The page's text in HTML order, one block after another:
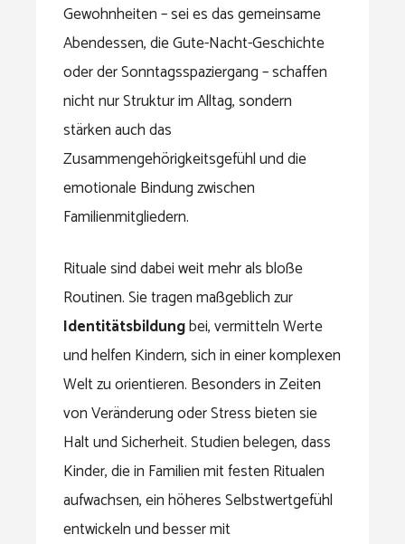
Gewohnheiten – sei es das gemeinsame
Abendessen, die Gute-Nacht-Geschichte
oder der Sonntagsspaziergang – schaffen
nicht nur Struktur im Alltag, sondern
stärken auch das
Zusammengehörigkeitsgefühl und die
emotionale Bindung zwischen
Familienmitgliedern.
Rituale sind dabei weit mehr als bloße
Routinen. Sie tragen maßgeblich zur
Identitätsbildungbei, vermitteln Werte
und helfen Kindern, sich in einer komplexen
Welt zu orientieren. Besonders in Zeiten
von Veränderung oder Stress bieten sie
Halt und Sicherheit. Studien belegen, dass
Kinder, die in Familien mit festen Ritualen
aufwachsen, ein höheres Selbstwertgefühl
entwickeln und besser mit